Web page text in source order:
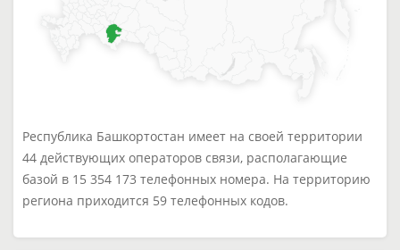
Республика Башкортостан имеет на своей территории
44 действующих операторов связи, располагающие
базой в 15 354 173 телефонных номера. На территорию
региона приходится 59 телефонных кодов.